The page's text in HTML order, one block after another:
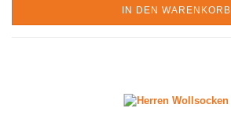
IN DEN WARENKORB